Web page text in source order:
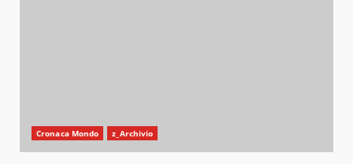
Cronaca Mondo z_Archivio